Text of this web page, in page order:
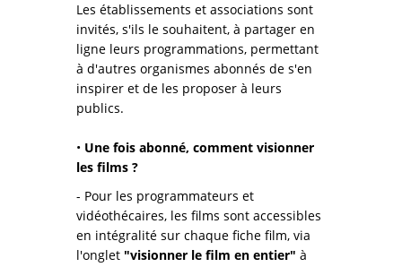
Les établissements et associations sont
invités, s'ils le souhaitent, à partager en
ligne leurs programmations, permettant
à d'autres organismes abonnés de s'en
inspirer et de les proposer à leurs
publics.
• Une fois abonné, comment visionner
les films ?
- Pour les programmateurs et
vidéothécaires, les films sont accessibles
en intégralité sur chaque fiche film, via
l'onglet "visionner le film en entier" à